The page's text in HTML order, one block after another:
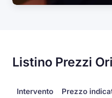
Listino Prezzi
Intervento Prezzo